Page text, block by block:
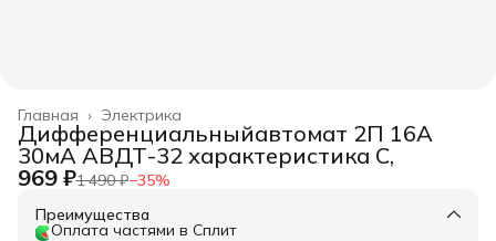
Электрика
Главная ›
Дифференциальныйавтомат 2П 16А
30мА АВДТ-32 характеристика С,
969 ₽1 490 ₽−35%
Преимущества
Оплата частями в Сплит